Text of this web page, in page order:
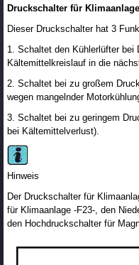
Druckschalter für
Dieser Druckschalter hat 3
1. Schaltet den Kühlerlüfter bei
Kältemittelkreislauf in die
2. Schaltet bei zu großem
wegen mangelnder
3. Schaltet bei zu geringem
bei Kältemittelverlust).
Hinweis
Der Druckschalter für
für Klimaanlage -F23-, den
den Hochdruckschalter für